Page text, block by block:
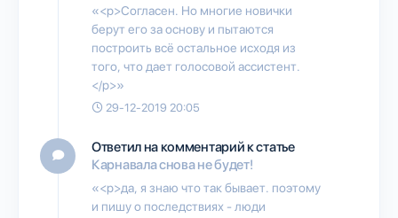
«<p>Согласен. Но многие новички
берут его за основу и пытаются
построить всё остальное исходя из
того, что дает голосовой ассистент.
</p>»
29-12-2019 20:05
Ответил на комментарий к статье
Карнавала снова не будет!
«<p>да, я знаю что так бывает. поэтому
и пишу о последствиях - люди